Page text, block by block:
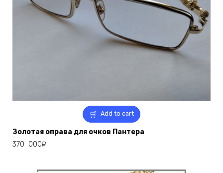
Add to cart
Золотая оправа для очков Пантера
370 000₽